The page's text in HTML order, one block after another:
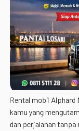
Rental mobil
kamu yang
dan perjalanan